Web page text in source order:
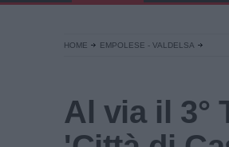
HOME EMPOLESE - VALDELSA
Al via il 3°